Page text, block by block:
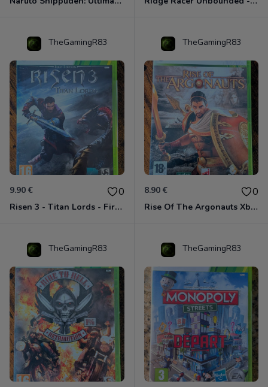
TheGamingR83
9.90 € 0
Risen 3 - Titan Lords - First Edition Xbox 360
TheGamingR83
8.90 € 0
Rise Of The Argonauts Xbox 360
TheGamingR83 TheGamingR83